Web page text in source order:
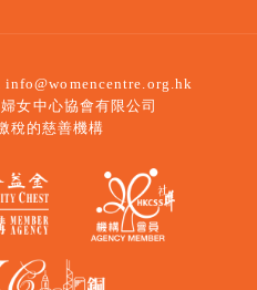
info@womencentre.org.hk
女中心協會有限公司
稅的慈善機構